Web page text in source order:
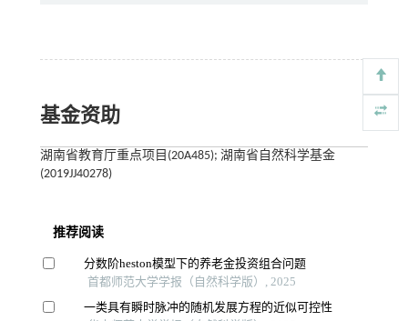
基金资助
湖南省教育厅重点项目(20A485); 湖南省自然科学基金
(2019JJ40278)